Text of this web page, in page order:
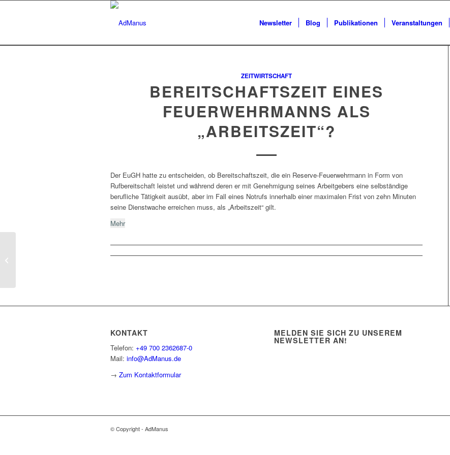
Newsletter Blog Publikationen Veranstaltungen
ZEITWIRTSCHAFT
BEREITSCHAFTSZEIT EINES
FEUERWEHRMANNS ALS
„ARBEITSZEIT“?
Der EuGH hatte zu entscheiden, ob Bereitschaftszeit, die ein Reserve-Feuerwehrmann in Form von
Rufbereitschaft leistet und während deren er mit Genehmigung seines Arbeitgebers eine selbständige
berufliche Tätigkeit ausübt, aber im Fall eines Notrufs innerhalb einer maximalen Frist von zehn Minuten
seine Dienstwache erreichen muss, als „Arbeitszeit“ gilt.
Mehr
KONTAKT
Telefon: +49 700 2362687-0
Mail: info@AdManus.de
→ Zum Kontaktformular
MELDEN SIE SICH ZU UNSEREM
NEWSLETTER AN!
© Copyright - AdManus